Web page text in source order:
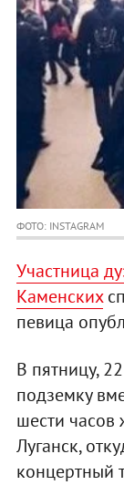
ФОТО: INSTAGRAM
Участница
Каменских
певица
В пятницу,
подземку
шести часов
Луганск,
концертный